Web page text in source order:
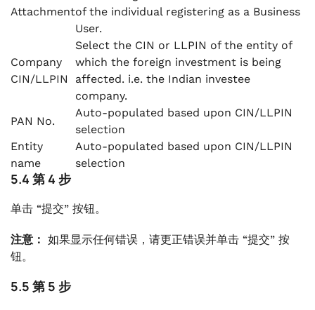
Attachmentof the individual registering as a Business
User.
Company
CIN/LLPIN
Select the CIN or LLPIN of the entity of
which the foreign investment is being
affected. i.e. the Indian investee
company.
PAN No.
Auto-populated based upon CIN/LLPIN
selection
Entity
name
Auto-populated based upon CIN/LLPIN
selection
5.4 第 4 步
单击 “提交” 按钮。
注意： 如果显示任何错误，请更正错误并单击 “提交” 按
钮。
5.5 第 5 步